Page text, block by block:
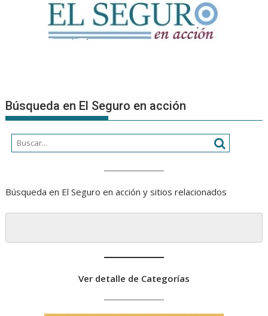
Búsqueda en El Seguro en acción
Búsqueda en El Seguro en acción y sitios relacionados
Ver detalle de Categorías